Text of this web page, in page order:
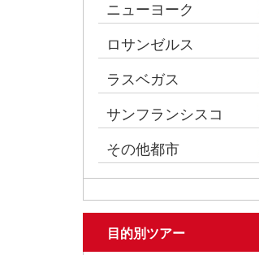
ニューヨーク
ロサンゼルス
ラスベガス
サンフランシスコ
その他都市
目的別ツアー